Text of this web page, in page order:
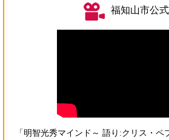
福知山市公
「明智光秀マインド～ 語り:クリス・ペ